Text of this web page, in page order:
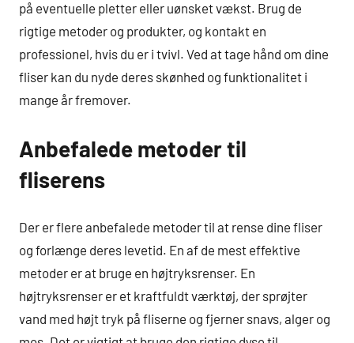
på eventuelle pletter eller uønsket vækst. Brug de
rigtige metoder og produkter, og kontakt en
professionel, hvis du er i tvivl. Ved at tage hånd om dine
fliser kan du nyde deres skønhed og funktionalitet i
mange år fremover.
Anbefalede metoder til
fliserens
Der er flere anbefalede metoder til at rense dine fliser
og forlænge deres levetid. En af de mest effektive
metoder er at bruge en højtryksrenser. En
højtryksrenser er et kraftfuldt værktøj, der sprøjter
vand med højt tryk på fliserne og fjerner snavs, alger og